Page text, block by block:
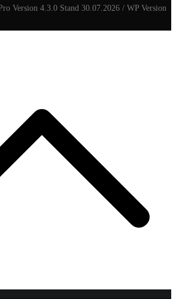
Version 4.3.0 Stand 30.07.2026 / WP Version